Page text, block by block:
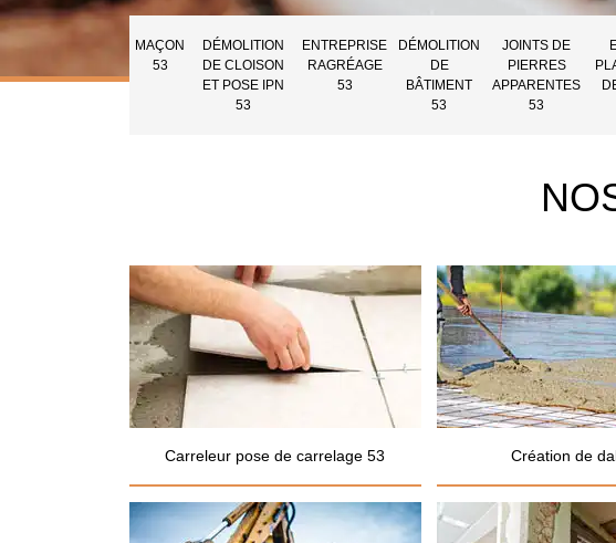
MAÇON
53
DÉMOLITION
DE CLOISON
ET POSE IPN
53
ENTREPRISE
RAGRÉAGE
53
DÉMOLITION
DE
BÂTIMENT
53
JOINTS DE
PIERRES
APPARENTES
53
Carreleur pose de carrelage 53 Création de